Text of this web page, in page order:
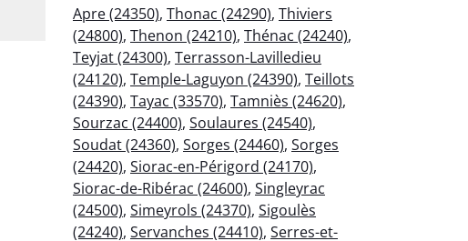
Apre (24350), Thonac (24290), Thiviers
(24800), Thenon (24210), Thénac (24240),
Teyjat (24300), Terrasson-Lavilledieu
(24120), Temple-Laguyon (24390), Teillots
(24390), Tayac (33570), Tamniès (24620),
Sourzac (24400), Soulaures (24540),
Soudat (24360), Sorges (24460), Sorges
(24420), Siorac-en-Périgord (24170),
Siorac-de-Ribérac (24600), Singleyrac
(24500), Simeyrols (24370), Sigoulès
(24240), Servanches (24410), Serres-et-